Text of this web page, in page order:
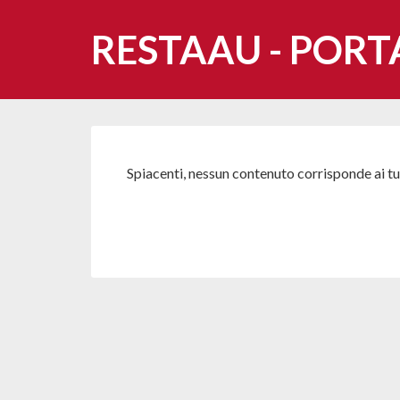
RESTAAU -
Spiacenti, nessun contenuto corrisponde ai